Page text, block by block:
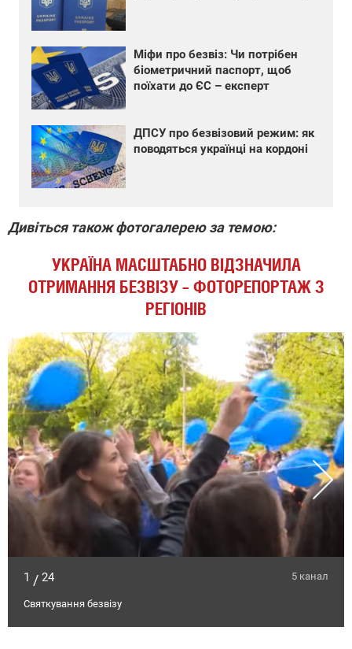
Міфи про безвіз: Чи потрібен
біометричний паспорт, щоб
поїхати до ЄС – експерт
ДПСУ про безвізовий режим: як
поводяться українці на кордоні
Дивіться також фотогалерею за темою:
УКРАЇНА МАСШТАБНО ВІДЗНАЧИЛА
ОТРИМАННЯ БЕЗВІЗУ – ФОТОРЕПОРТАЖ З
РЕГІОНІВ
1 / 24 5 канал
Святкування безвізу